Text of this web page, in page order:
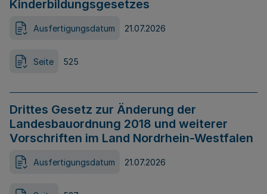
Kinderbildungsgesetzes
Ausfertigungsdatum 21.07.2026
Seite 525
Drittes Gesetz zur Änderung der
Landesbauordnung 2018 und weiterer
Vorschriften im Land Nordrhein-Westfalen
Ausfertigungsdatum 21.07.2026